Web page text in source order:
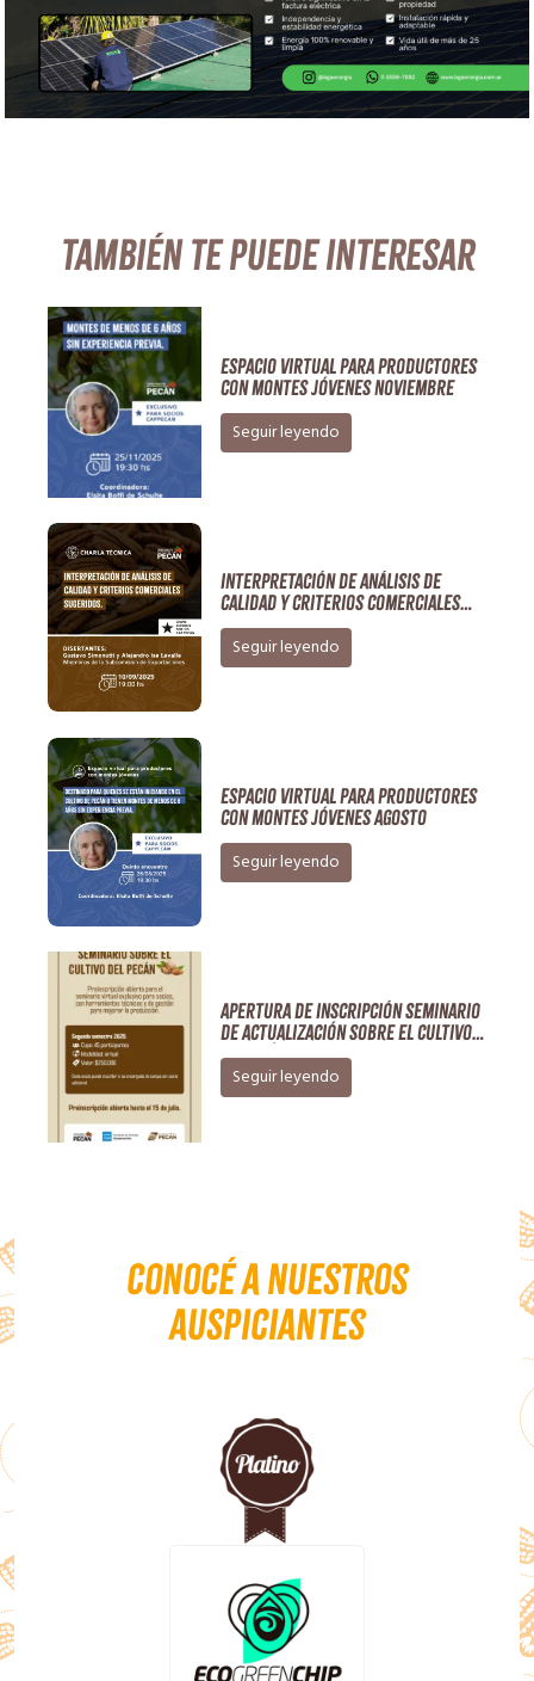
También te puede interesar
ESPACIO VIRTUAL para productores
con montes jóvenes Noviembre
Seguir leyendo
Interpretación de análisis de
calidad y criterios comerciales
sugeridos
Seguir leyendo
ESPACIO VIRTUAL para productores
con montes jóvenes Agosto
Seguir leyendo
Apertura de Inscripción Seminario
de Actualización sobre el Cultivo
de Pecán
Seguir leyendo
Conocé a nuestros
auspiciantes